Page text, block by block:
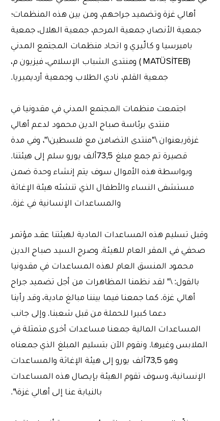
أهالي غزة وتضميد جراحهم، ومن بين هذه المنظمات؛
جمعية الأنصار، جمعية المرحم، جمعية الهلال، جمعية
باميرسيا و كالّـيري و اتحاد منظمات المجتمع المدني
(MATÜSİTEB ) ومنتدى الشباب الإسلامي، فيزيون م،
جمعية القلم، نادي الطلاب وجمعية أرديميريا.
اجتمعت منظمات المجتمع المدني في مقدونيا في
منتدى برئاسة صباح الدين محمود لدعم أهالي
غزةربعنوان \"منتدى التضامن مع فلسطين\"، وفي مدة
قصيرة تم جمع مبلغ 73,5ألف يورو سلم إلى هيئتنا.
وبواسطة هذه الأموال سوف يتم إنشاء وحدة ضمن
مستشفى النساء والأطفال الذي تنشئه هيئة الإغاثة
والمساعدات الإنسانية في غزة.
وقبل تسليم هذه المساعدات المادية لهيئتنا عقـد مؤتمر
صحفي في المقر العام للهيئة. وصرح السيد صباح الدين
محمود المنسق العام لهذه المساعدات في مقدونيا
بالقول: \" لقد نظمنا المظاهرات من أجل تضميد جراح
أهالي غزة. كما جمعنا فيما بيننا مبالغ مادية، وقد رأينا
دعما كبيرا للحملة من قبل شعبنا. وإلى جانب
المساعدات المالية جمعنا مساعدات أخرى متمثلة في
الملابس وغيرها. ونقوم الآن بتسليم المبلغ الذي جمعناه
وهو 73,5ألف يورو إلى هيئة الإغاثة والمساعدات
الإنسانية، وسوف تقوم الهيئة بإيصال هذه المساعدات
بالنيابة عنا إلى أهالي غزة\".